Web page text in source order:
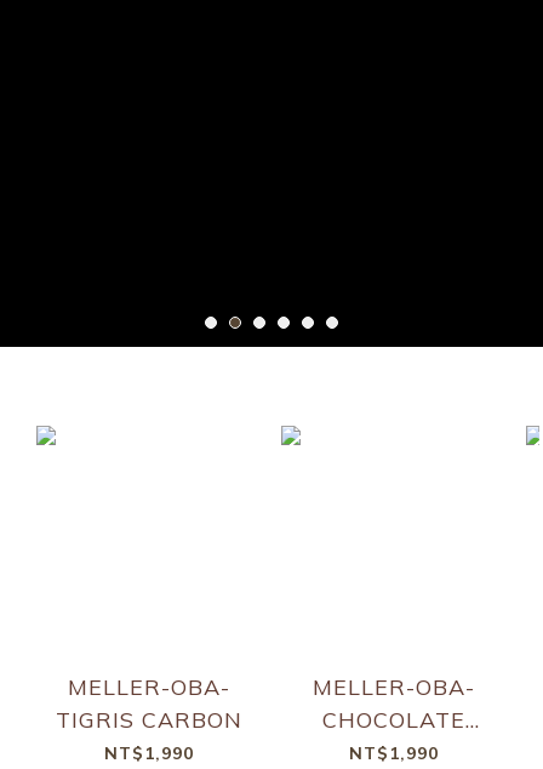
MELLER-OBA-
TIGRIS CARBON
NT$1,990
MELLER-OBA-
CHOCOLATE
KAKAO
NT$1,990